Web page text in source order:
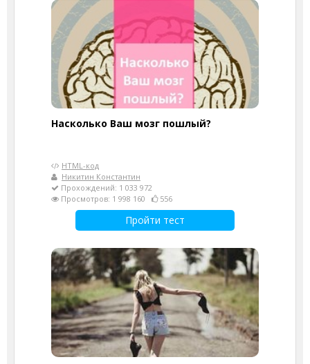
Насколько Ваш мозг пошлый?
HTML-код
Никитин Константин
Прохождений: 1 033 972
Просмотров: 1 998 160
556
Пройти тест